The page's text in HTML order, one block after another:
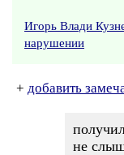
Игорь Влади
нарушении
+ добавить
не